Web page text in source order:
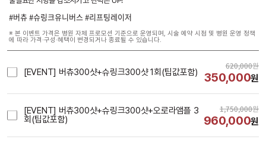
#버츄 #슈링크유니버스 #리프팅레이저
※ 본 이벤트 가격은 병원 자체 프로모션 기준으로 운영되며, 시술 예약 시점 및 병원 운영 정책
에 따라 가격·구성·혜택이 변경되거나 종료될 수 있습니다.
[EVENT] 버츄300샷+슈링크300샷 1회(팁값포함)
620,000원
350,000원
[EVENT] 버츄300샷+슈링크300샷+오로라앰플 3
회(팁값포함)
1,750,000원
960,000원